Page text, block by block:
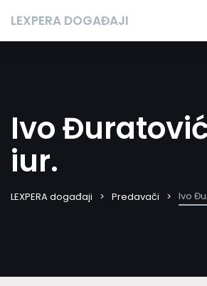
LEXPERA DOGAĐAJI
Ivo
iur.
LEXPERA događaji Predavači Ivo